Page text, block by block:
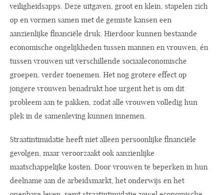
veiligheidsapps. Deze uitgaven, groot en klein, stapelen zich
op en vormen samen met de gemiste kansen een
aanzienlijke financiële druk. Hierdoor kunnen bestaande
economische ongelijkheden tussen mannen en vrouwen, én
tussen vrouwen uit verschillende sociaaleconomische
groepen, verder toenemen. Het nog grotere effect op
jongere vrouwen benadrukt hoe urgent het is om dit
probleem aan te pakken, zodat alle vrouwen volledig hun
plek in de samenleving kunnen innemen.
Straatintimidatie heeft niet alleen persoonlijke financiële
gevolgen, maar veroorzaakt ook aanzienlijke
maatschappelijke kosten. Door vrouwen te beperken in hun
deelname aan de arbeidsmarkt, het onderwijs en het